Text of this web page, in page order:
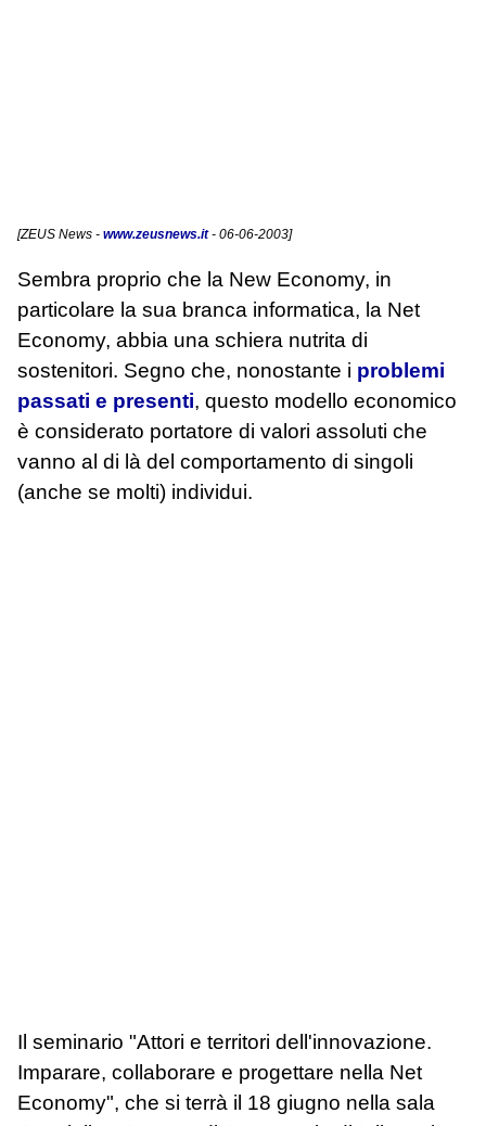
[ZEUS News - www.zeusnews.it- 06-06-2003]
Sembra proprio che la New Economy, in
particolare la sua branca informatica, la Net
Economy, abbia una schiera nutrita di
sostenitori. Segno che, nonostante i problemi
passati e presenti, questo modello economico
è considerato portatore di valori assoluti che
vanno al di là del comportamento di singoli
(anche se molti) individui.
Il seminario "Attori e territori dell'innovazione.
Imparare, collaborare e progettare nella Net
Economy", che si terrà il 18 giugno nella sala